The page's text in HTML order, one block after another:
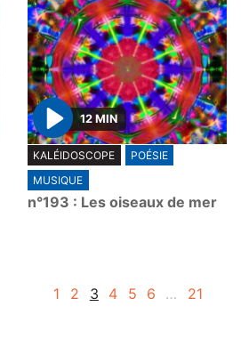
P
l
a
y
12 MIN
KALÉIDOSCOPE
POÉSIE
MUSIQUE
n°193 : Les oiseaux de mer
1 2 3 4 5 6 … 21